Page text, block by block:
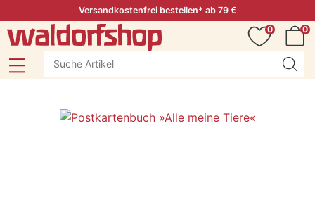
Versandkostenfrei bestellen* ab 79 €
0
0